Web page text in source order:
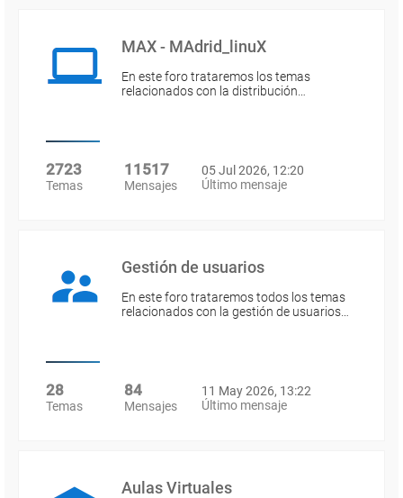
MAX - MAdrid_linuX
En este foro trataremos los temas
relacionados con la distribución…
2723
Temas
11517
Mensajes
05 Jul 2026, 12:20
Último mensaje
Gestión de usuarios
En este foro trataremos todos los temas
relacionados con la gestión de usuarios…
28
Temas
84
Mensajes
11 May 2026, 13:22
Último mensaje
Aulas Virtuales